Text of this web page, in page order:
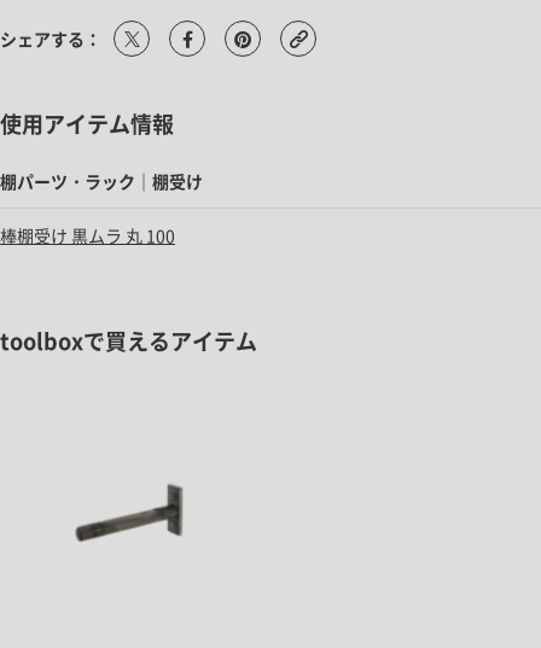
シェアする：
使用アイテム情報
棚パーツ・ラック｜棚受け
棒棚受け 黒ムラ 丸 100
toolboxで買えるアイテム